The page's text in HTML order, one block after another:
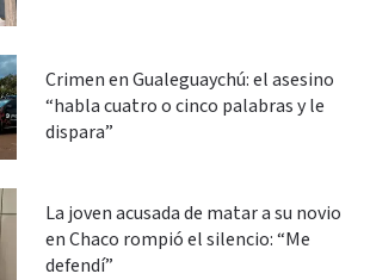
Crimen en Gualeguaychú: el asesino
“habla cuatro o cinco palabras y le
dispara”
La joven acusada de matar a su novio
en Chaco rompió el silencio: “Me
defendí”